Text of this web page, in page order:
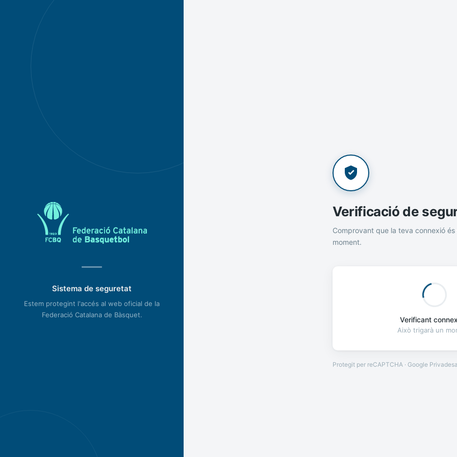
Sistema de seguretat
Estem protegint l'accés al web oficial de la
Federació Catalana de Bàsquet.
Verificació de
Comprovant que la teva connexió és
moment.
Verificant
Això trigarà un
Protegit per reCAPTCHA · Google Privadesa